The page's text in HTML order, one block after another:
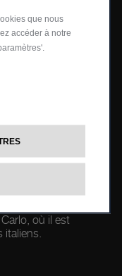
pas de célébrer le
en ayant le
à cœur, la
où il est
italiens.
que nous
accéder à notre